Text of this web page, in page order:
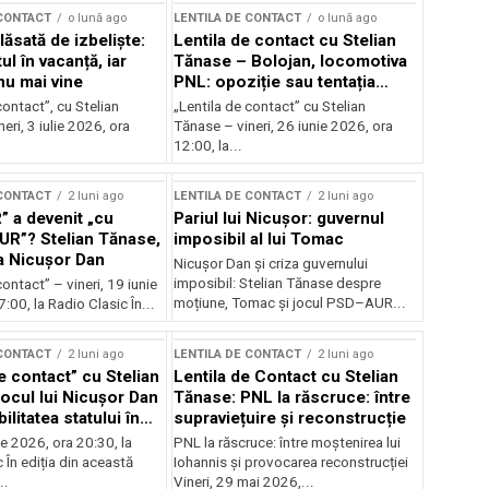
o lună ago
de izbeliște:
în vacanță, iar
mai vine
cu Stelian
3 iulie 2026, ora
LENTILA DE CONTACT o lună ago
Lentila de contact cu Stelian
Tănase – Bolojan, locomotiva
PNL: opoziție sau tentația
puterii?
„Lentila de contact” cu Stelian
Tănase – vineri, 26 iunie 2026, ora
12:00, la...
2 luni ago
a devenit „cu
Stelian Tănase,
Nicușor Dan
– vineri, 19 iunie
la Radio Clasic În...
LENTILA DE CONTACT 2 luni ago
Pariul lui Nicușor: guvernul
imposibil al lui Tomac
Nicușor Dan și criza guvernului
imposibil: Stelian Tănase despre
moțiune, Tomac și jocul PSD–AUR...
2 luni ago
contact” cu Stelian
lui Nicușor Dan
statului în
2026, ora 20:30, la
În ediția din această
LENTILA DE CONTACT 2 luni ago
Lentila de Contact cu Stelian
Tănase: PNL la răscruce: între
supraviețuire și reconstrucție
PNL la răscruce: între moștenirea lui
Iohannis și provocarea reconstrucției
Vineri, 29 mai 2026,...